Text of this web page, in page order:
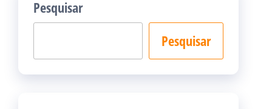
Pesquisar
Pesquisar